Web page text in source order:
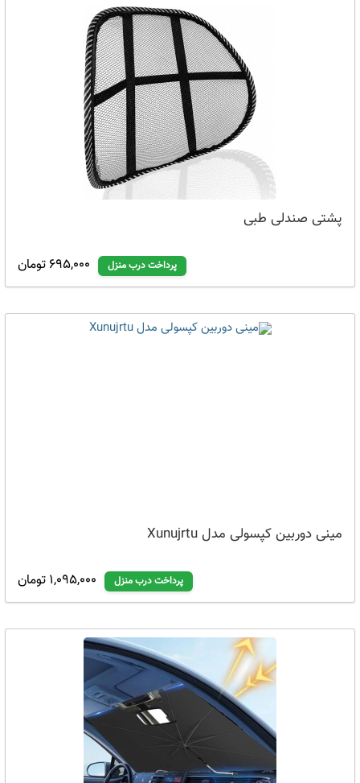
پشتی صندلی طبی
695,000 تومان پرداخت درب منزل
مینی دوربین کپسولی مدل Xunujrtu
1,095,000 تومان پرداخت درب منزل